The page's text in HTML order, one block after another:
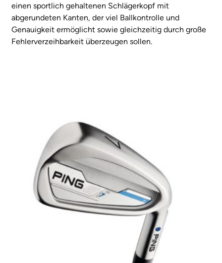
einen sportlich gehaltenen Schlägerkopf mit
abgerundeten Kanten, der viel Ballkontrolle und
Genauigkeit ermöglicht sowie gleichzeitig durch große
Fehlerverzeihbarkeit überzeugen sollen.